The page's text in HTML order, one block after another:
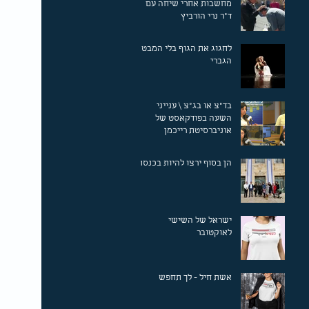
מחשבות אחרי שיחה עם
ד"ר נרי הורביץ
לחגוג את הגוף בלי המבט
הגברי
בד"צ או בג"צ \ ענייני
השעה בפודקאסט של
אוניברסיטת רייכמן
הן בסוף ירצו להיות בכנסת!
ישראל של השישי
לאוקטובר
אשת חיל - לך תחפש